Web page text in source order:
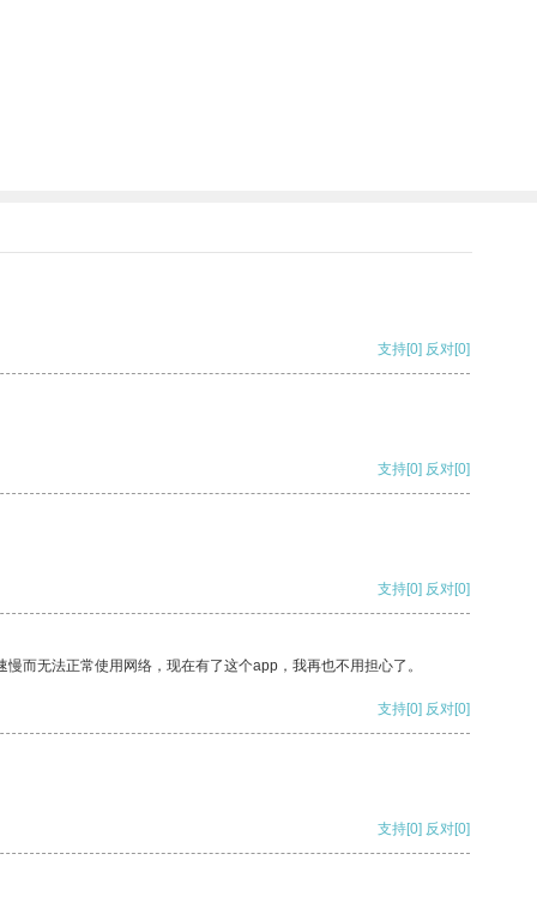
支持[0] 反对[0]
支持[0] 反对[0]
支持[0] 反对[0]
而无法正常使用网络，现在有了这个app，我再也不用担心了。
支持[0] 反对[0]
支持[0] 反对[0]